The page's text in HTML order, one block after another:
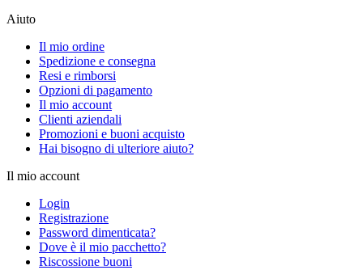
Aiuto
Il mio ordine
Spedizione e consegna
Resi e rimborsi
Opzioni di pagamento
Il mio account
Clienti aziendali
Promozioni e buoni acquisto
Hai bisogno di ulteriore aiuto?
Il mio account
Login
Registrazione
Password dimenticata?
Dove è il mio pacchetto?
Riscossione buoni